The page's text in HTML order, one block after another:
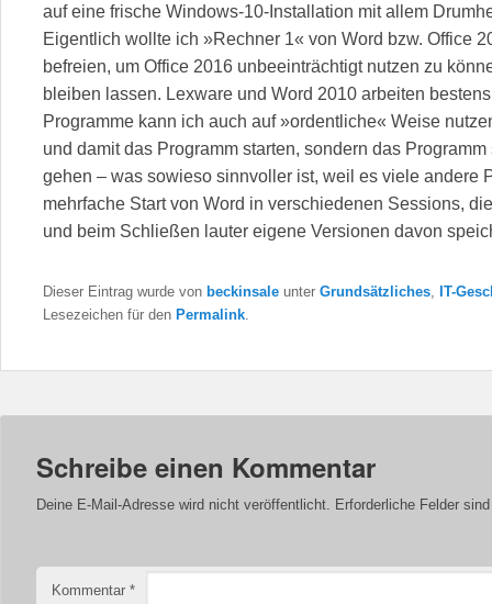
auf eine frische Windows-10-Installation mit allem
Eigentlich wollte ich »Rechner 1« von Word bzw. Office
befreien, um Office 2016 unbeeinträchtigt nutzen zu
bleiben lassen. Lexware und Word 2010 arbeiten
Programme kann ich auch auf »ordentliche« Weise
und damit das Programm starten, sondern das
gehen – was sowieso sinnvoller ist, weil es viele andere
mehrfache Start von Word in verschiedenen Sessions,
und beim Schließen lauter eigene Versionen davon
Dieser Eintrag wurde von beckinsale unter Grundsätzliches IT-
Lesezeichen für den Permalink
Schreibe einen Kommentar
Deine E-Mail-Adresse wird nicht veröffentlicht. Erforderliche Felder
Kommentar *